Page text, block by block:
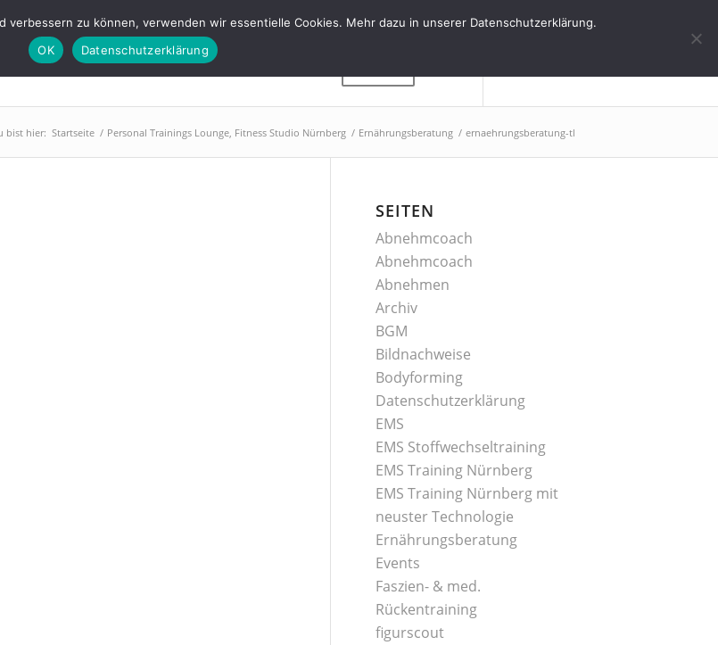
Training Abnehmen BGM
bist hier: Startseite / Personal Trainings Lounge, Fitness Studio Nürnberg / Ernährungsberatung / ernaehrungsberatung-tl
SEITEN
Abnehmcoach
Abnehmcoach
Abnehmen
Archiv
BGM
Bildnachweise
Bodyforming
Datenschutzerklärung
EMS
EMS Stoffwechseltraining
EMS Training Nürnberg
EMS Training Nürnberg mit
neuster Technologie
Ernährungsberatung
Events
Faszien- & med.
Rückentraining
figurscout
zu können, verwenden wir essentielle Cookies. Mehr dazu in unserer Datenschutzerklärung.
OK
Datenschutzerklärung